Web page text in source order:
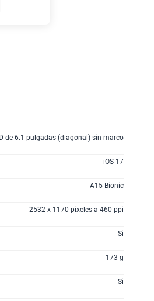
79.95
de 6.1 pulgadas (diagonal) sin marco
iOS 17
A15 Bionic
2532 x 1170 pixeles a 460 ppi
Si
173 g
Si